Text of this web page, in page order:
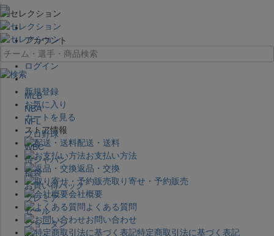
×
アカウント
ログイン
新規登録
お気に入り
カートを見る
ストア情報
配送・送料
お支払い方法
返品・交換
取り寄せ・予約販売
会社概要
よくある質問
お問い合わせ
特定商取引法に基づく表記
MLB
NBA
NFL
プロ野球
WBC
侍ジャパン
福袋
お買い得パック
プレミア
セール
ジョーダン